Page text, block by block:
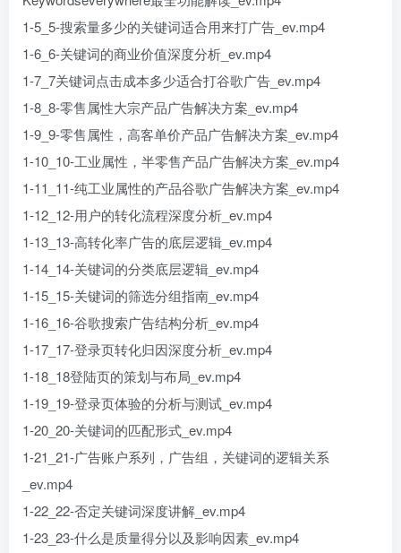
1-5_5-搜索量多少的关键词适合用来打广告_ev.mp4
1-6_6-关键词的商业价值深度分析_ev.mp4
1-7_7关键词点击成本多少适合打谷歌广告_ev.mp4
1-8_8-零售属性大宗产品广告解决方案_ev.mp4
1-9_9-零售属性，高客单价产品广告解决方案_ev.mp4
1-10_10-工业属性，半零售产品广告解决方案_ev.mp4
1-11_11-纯工业属性的产品谷歌广告解决方案_ev.mp4
1-12_12-用户的转化流程深度分析_ev.mp4
1-13_13-高转化率广告的底层逻辑_ev.mp4
1-14_14-关键词的分类底层逻辑_ev.mp4
1-15_15-关键词的筛选分组指南_ev.mp4
1-16_16-谷歌搜索广告结构分析_ev.mp4
1-17_17-登录页转化归因深度分析_ev.mp4
1-18_18登陆页的策划与布局_ev.mp4
1-19_19-登录页体验的分析与测试_ev.mp4
1-20_20-关键词的匹配形式_ev.mp4
1-21_21-广告账户系列，广告组，关键词的逻辑关系
_ev.mp4
1-22_22-否定关键词深度讲解_ev.mp4
1-23_23-什么是质量得分以及影响因素_ev.mp4